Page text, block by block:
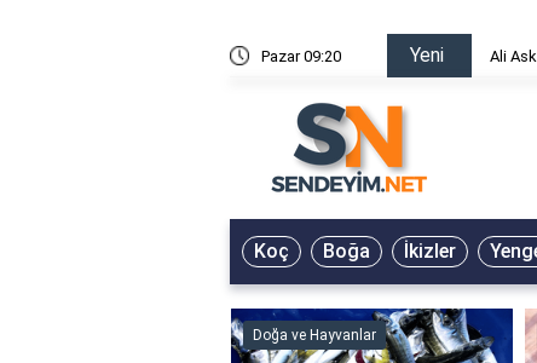
Pazar 09:20 Yeni Ali
Koç Boğa İkizler
Doğa ve Hayvanlar